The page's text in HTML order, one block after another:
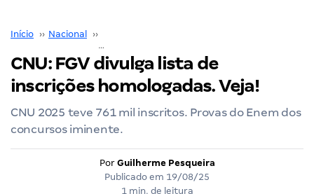
Início ›› Nacional ››
CNU: FGV divulga lista de
inscrições homologadas. Veja!
CNU 2025 teve 761 mil inscritos. Provas do Enem dos
concursos iminente.
Por Guilherme Pesqueira
Publicado em 19/08/25
1 min. de leitura